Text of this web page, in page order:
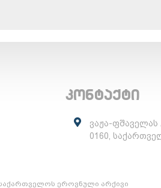
კონტაქტი
ვაჟა-ფშაველას
0160,
ეროვნული არქივი